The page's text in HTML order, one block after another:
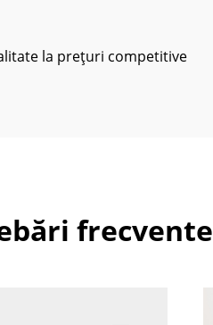
la prețuri competitive
frecvente